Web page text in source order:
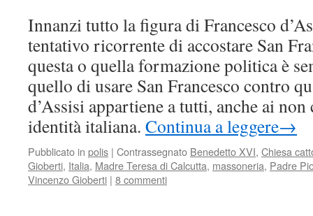
Innanzi tutto la figura di Francesco
tentativo ricorrente di accostare San
questa o quella formazione politica è
quello di usare San Francesco contro
d’Assisi appartiene a tutti, anche ai
identità italiana. Continua a leggere→
Pubblicato in polis | Contrassegnato Benedetto XVI, Chiesa
Gioberti, Italia, Madre Teresa di Calcutta, massoneria, Padre
Vincenzo Gioberti | 8 commenti